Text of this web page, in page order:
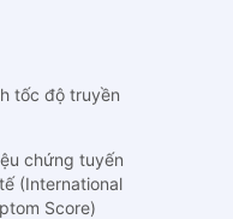
tốc độ truyền
chứng tuyến
(International
Score)